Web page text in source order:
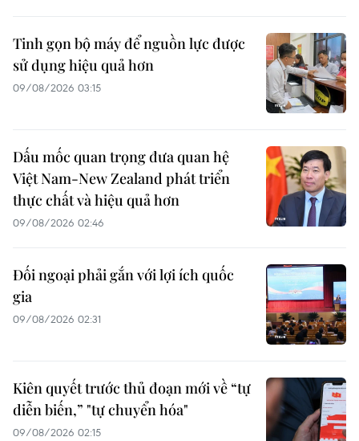
Tinh gọn bộ máy để nguồn lực được
sử dụng hiệu quả hơn
09/08/2026 03:15
Dấu mốc quan trọng đưa quan hệ
Việt Nam-New Zealand phát triển
thực chất và hiệu quả hơn
09/08/2026 02:46
Đối ngoại phải gắn với lợi ích quốc
gia
09/08/2026 02:31
Kiên quyết trước thủ đoạn mới về “tự
diễn biến,” "tự chuyển hóa"
09/08/2026 02:15